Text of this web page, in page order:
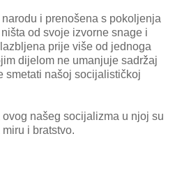
i prenošena s pokoljenja
od svoje izvorne snage i
prije više od jednoga
dijelom ne umanjuje sadržaj
smetati našoj socijalističkoj
našeg socijalizma u njoj su
i bratstvo.